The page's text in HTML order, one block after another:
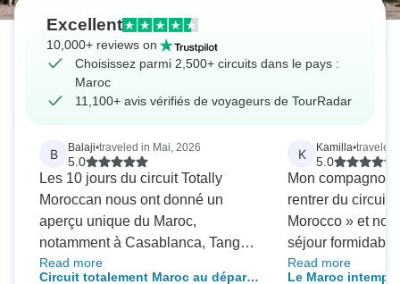
Excellent
10,000+ reviews on
Choisissez parmi 2,500+ circuits dans le pays :
Maroc
11,100+ avis vérifiés de voyageurs de TourRadar
B Balaji•traveled in Mai, 2026
5.0
Les 10 jours du circuit Totally
Moroccan nous ont donné un
aperçu unique du Maroc,
notamment à Casablanca, Tanger,
Chefchauoen, Rabat, Fès, le
Read more
Circuit totalement Maroc au départ
K Kamilla•traveled
5.0
Mon compagnon
rentrer du circuit
Morocco » et
séjour
de chameau
Read more
Le Maroc